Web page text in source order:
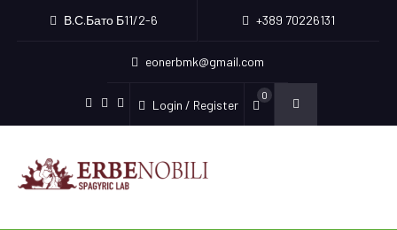
В.С.Бато Б11/2-6 +389 70226131
eonerbmk@gmail.com
Instagram
Youtube
Login / Register
0